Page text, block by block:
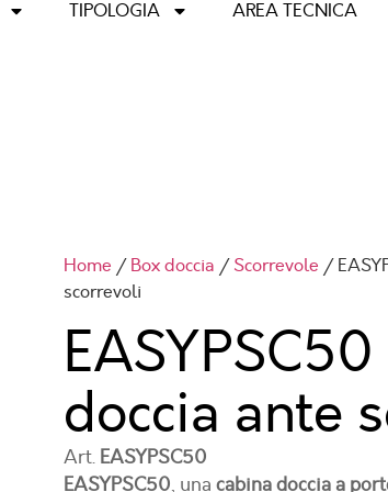
TIPOLOGIA AREA TECNICA
Home /Box doccia /Scorrevole /
scorrevoli
doccia ante
Art. EASYPSC50
EASYPSC50, una cabina doccia a